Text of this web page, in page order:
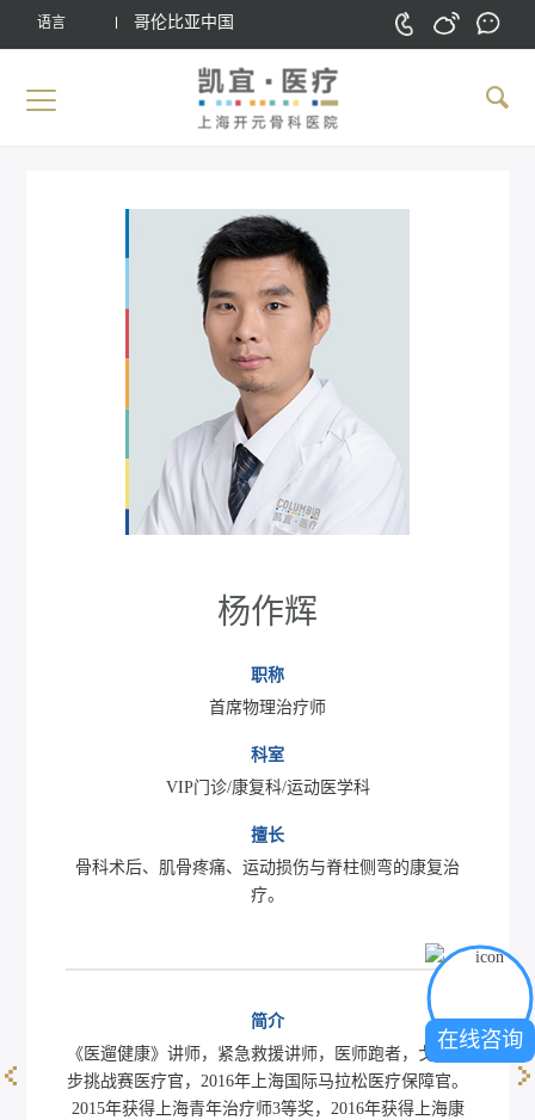
语言 哥伦比亚中国
杨作辉
职称
首席物理治疗师
科室
VIP门诊/康复科/运动医学科
擅长
骨科术后、肌骨疼痛、运动损伤与脊柱侧弯的康复治
疗。
简介
《医遛健康》讲师，紧急救援讲师，医师跑者，戈壁徒
步挑战赛医疗官，2016年上海国际马拉松医疗保障官。
2015年获得上海青年治疗师3等奖，2016年获得上海康
黄馨凝
在线咨询